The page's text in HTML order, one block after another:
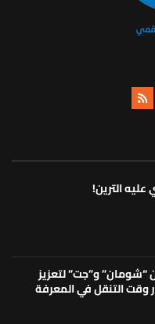
عليه الترين!
“شومان” و”جت” لتعزيز
وقت التنقل في المعرفة